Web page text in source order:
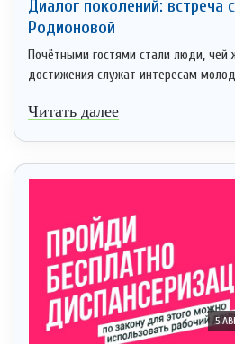
Диалог поколений: встреча
Родионовой
Почётными гостями стали люди, чей
достижения служат интересам
Читать далее
5